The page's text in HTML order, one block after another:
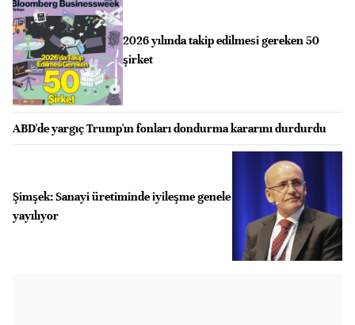
2026 yılında takip edilmesi gereken 50
şirket
ABD'de yargıç Trump'ın fonları dondurma kararını durdurdu
Şimşek: Sanayi üretiminde iyileşme genele
yayılıyor